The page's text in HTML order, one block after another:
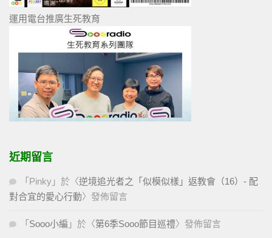
運用電台推廣生死教育
近期留言
「 Pinky 」於〈逆境追光者之「似模似樣」返教會（16）- 配
對合宜的愛心行動〉發佈留言
「 Sooo小編 」於〈第6季Sooo節目巡禮〉發佈留言